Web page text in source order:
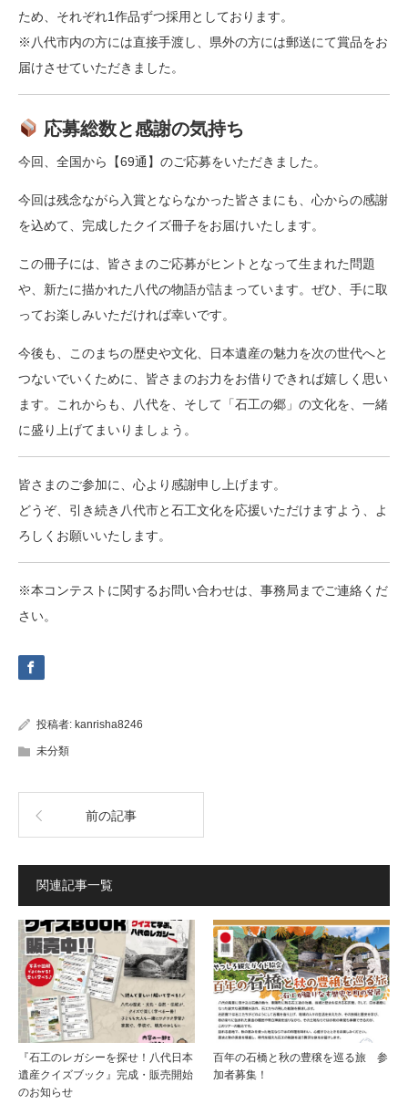
ため、それぞれ1作品ずつ採用としております。
※八代市内の方には直接手渡し、県外の方には郵送にて賞品をお
届けさせていただきました。
応募総数と感謝の気持ち
今回、全国から【69通】のご応募をいただきました。
今回は残念ながら入賞とならなかった皆さまにも、心からの感謝
を込めて、完成したクイズ冊子をお届けいたします。
この冊子には、皆さまのご応募がヒントとなって生まれた問題
や、新たに描かれた八代の物語が詰まっています。ぜひ、手に取
ってお楽しみいただければ幸いです。
今後も、このまちの歴史や文化、日本遺産の魅力を次の世代へと
つないでいくために、皆さまのお力をお借りできれば嬉しく思い
ます。これからも、八代を、そして「石工の郷」の文化を、一緒
に盛り上げてまいりましょう。
皆さまのご参加に、心より感謝申し上げます。
どうぞ、引き続き八代市と石工文化を応援いただけますよう、よ
ろしくお願いいたします。
※本コンテストに関するお問い合わせは、事務局までご連絡くだ
さい。
投稿者: kanrisha8246
未分類
前の記事
関連記事一覧
『石工のレガシーを探せ！八代日本
遺産クイズブック』完成・販売開始
のお知らせ
百年の石橋と秋の豊穣を巡る旅 参
加者募集！